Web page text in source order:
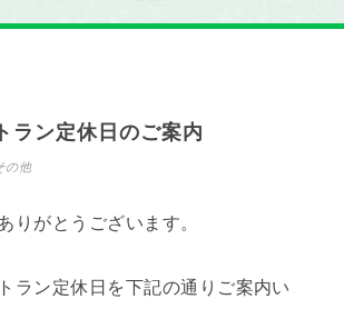
ラン定休日のご案内
の他
りがとうございます。
ラン定休日を下記の通りご案内い